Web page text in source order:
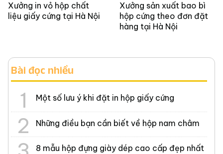
Xưởng in vỏ hộp chất
liệu giấy cứng tại Hà Nội
Xưởng sản xuất bao bì
hộp cứng theo đơn đặt
hàng tại Hà Nội
Bài đọc nhiều
Một số lưu ý khi đặt in hộp giấy cứng
Những điều bạn cần biết về hộp nam châm
8 mẫu hộp đựng giày dép cao cấp đẹp nhất